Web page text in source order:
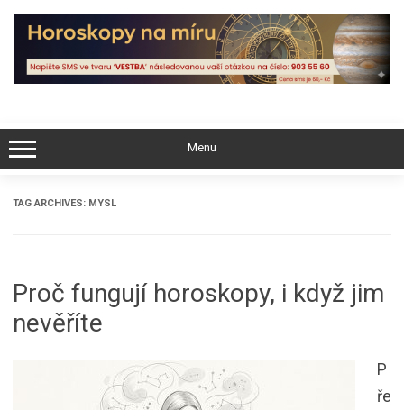
Skip
content
Menu
TAG ARCHIVES: MYSL
Proč fungují horoskopy, i když jim
nevěříte
P
ře